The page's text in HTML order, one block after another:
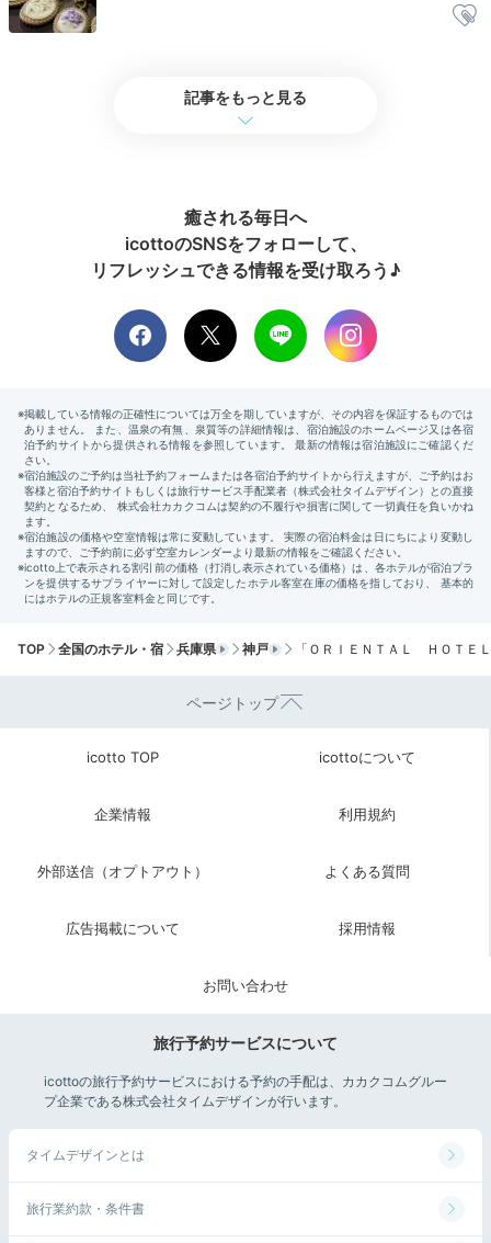
笑顔でチェックアウト。ついでに17階のショップで、
看板商品「オリエンタルホテル ハートパイ」や人気の
Sightseeing
13:00
名所がひしめく神戸で
観光も楽しみ尽くす
神戸はデートスポットの宝庫♪「メリケンパーク」や
い「相楽園」や、劇場型アクアリウム「atoa（アト
ア）」などの穴場スポットも要チェックです。
記事をもっと見る
癒される毎日へ
icottoのSNSをフォローして、
リフレッシュできる情報を受け取ろう♪
TOP 全国のホテル・宿 兵庫県 神戸 「ＯＲＩＥＮＴＡＬ ＨＯＴＥ
ページトップ
icotto TOP icottoについて
企業情報 利用規約
外部送信（オプトアウト） よくある質問
広告掲載について 採用情報
お問い合わせ
旅行予約サービスについて
icottoの旅行予約サービスにおける予約の手配は、カカクコムグルー
プ企業である株式会社タイムデザインが行います。
タイムデザインとは
旅行業約款・条件書